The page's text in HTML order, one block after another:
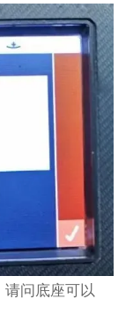
请问底座可以